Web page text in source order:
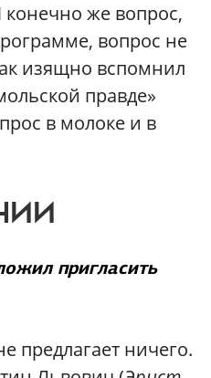
конечно же вопрос,
вопрос не
изящно вспомнил
правде»
в молоке и в
пригласить
предлагает ничего.